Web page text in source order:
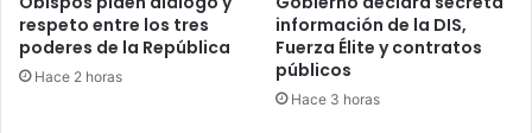
respeto entre los tres
poderes de la República
Hace 2 horas
información de la DIS,
Fuerza Élite y contratos
públicos
Hace 3 horas